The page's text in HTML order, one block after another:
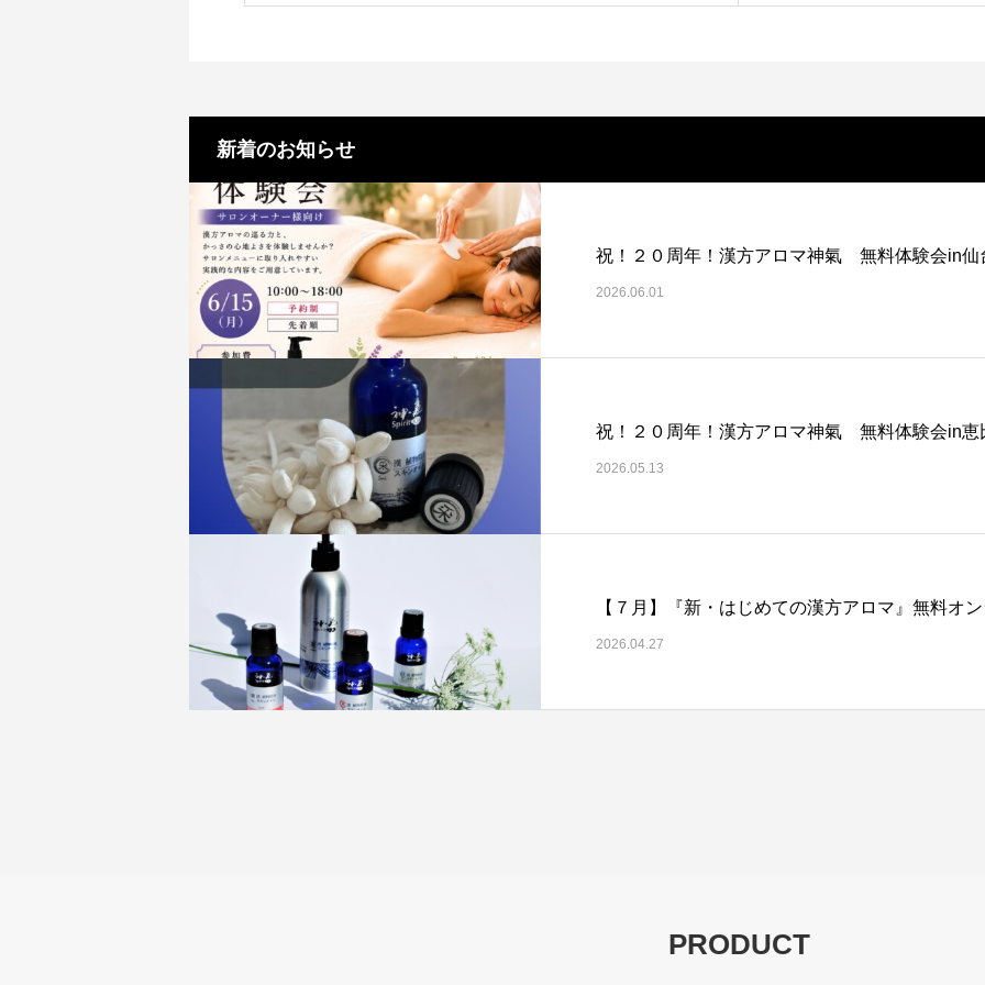
新着のお知らせ
祝！２０周年！漢方アロマ神氣 無料体験会in仙
2026.06.01
祝！２０周年！漢方アロマ神氣 無料体験会in恵
2026.05.13
【７月】『新・はじめての漢方アロマ』無料オ
2026.04.27
PRODUCT